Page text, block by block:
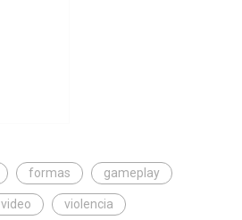
formas gameplay
video violencia